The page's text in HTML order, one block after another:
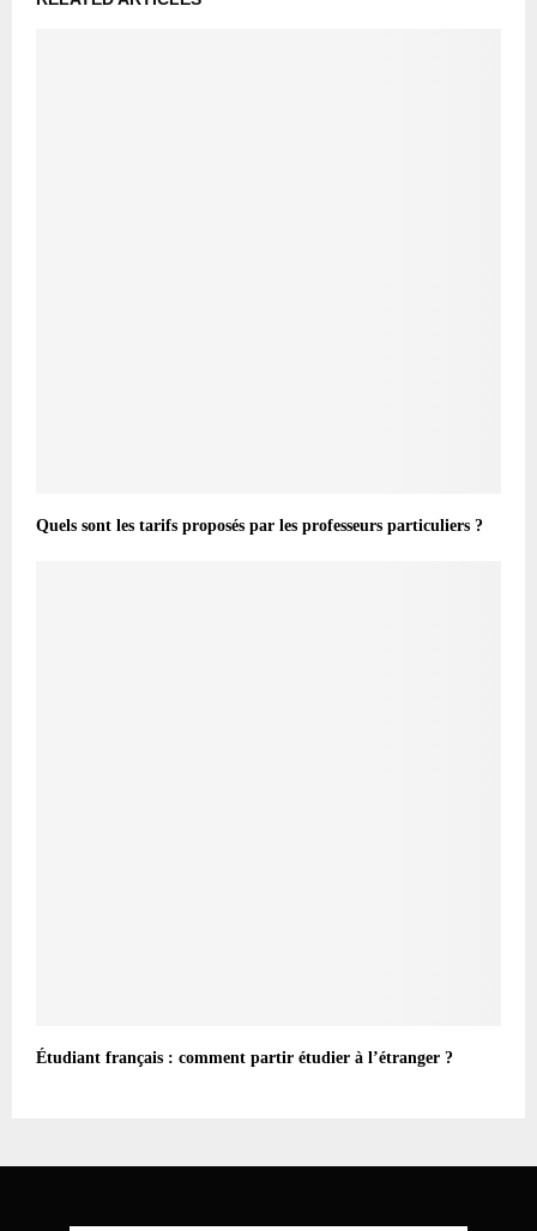
Quels sont les tarifs proposés par les professeurs particuliers ?
Étudiant français : comment partir étudier à l’étranger ?